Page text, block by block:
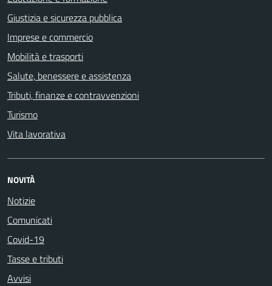
Giustizia e sicurezza pubblica
Imprese e commercio
Mobilità e trasporti
Salute, benessere e assistenza
Tributi, finanze e contravvenzioni
Turismo
Vita lavorativa
NOVITÀ
Notizie
Comunicati
Covid-19
Tasse e tributi
Avvisi